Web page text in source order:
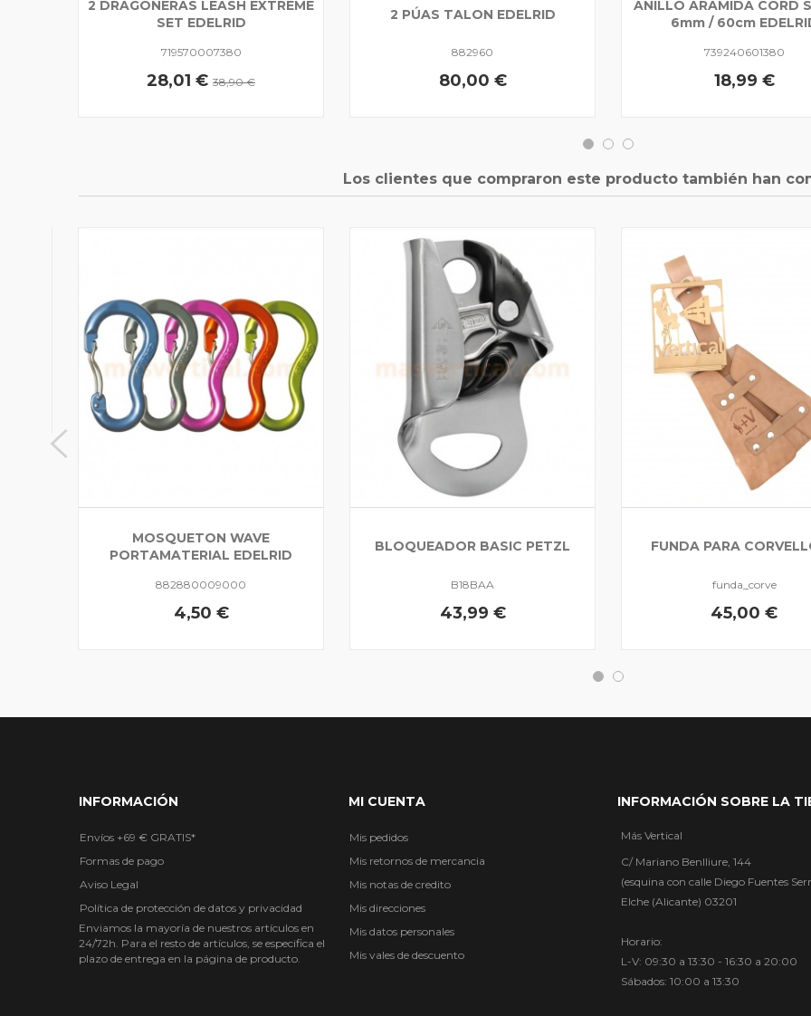
2 DRAGONERAS LEASH EXTREME
SET EDELRID
719570007380
28,01 € 38,90 €
2 PÚAS TALON EDELRID
882960
80,00 €
ANILLO ARAMIDA CORD
6mm / 60cm
739240601380
18,99 €
Los clientes que compraron este producto también han
MOSQUETON WAVE
PORTAMATERIAL EDELRID
882880009000
4,50 €
BLOQUEADOR BASIC PETZL
B18BAA
43,99 €
FUNDA PARA
funda_corve
45,00 €
INFORMACIÓN
Envíos +69 € GRATIS*
Formas de pago
Aviso Legal
Política de protección de datos y privacidad
Enviamos la mayoría de nuestros artículos en
24/72h. Para el resto de artículos, se especifica el
plazo de entrega en la página de producto.
MI CUENTA
Mis pedidos
Mis retornos de mercancia
Mis notas de credito
Mis direcciones
Mis datos personales
Mis vales de descuento
INFORMACIÓN SOBRE LA
Más Vertical
C/ Mariano Benlliure, 144
(esquina con calle Diego Fuentes
Elche (Alicante) 03201
Horario:
L-V: 09:30 a 13:30 - 16:30 a 20:00
Sábados: 10:00 a 13:30